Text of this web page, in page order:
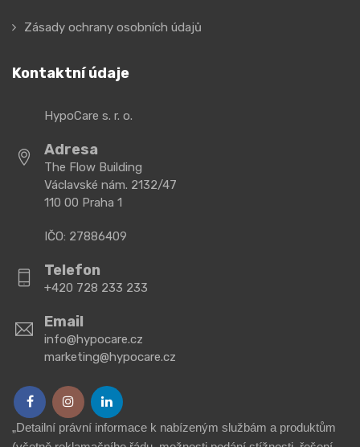
Zásady ochrany osobních údajů
Kontaktní údaje
HypoCare s. r. o.
Adresa
The Flow Building
Václavské nám. 2132/47
110 00 Praha 1
IČO: 27886409
Telefon
+420 728 233 233
Email
info@hypocare.cz
marketing@hypocare.cz
„Detailní právní informace k nabízeným službám a produktům